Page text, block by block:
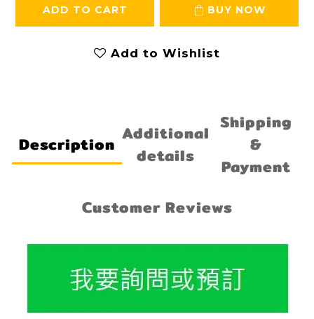
ADD TO CART BUY NOW
Add to Wishlist
Description Additional
details
Shipping
&
Payment
Customer Reviews